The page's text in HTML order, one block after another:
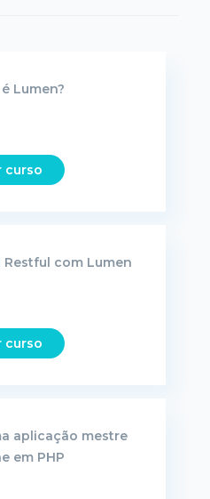
Lumen?
curso
Restful com Lumen
curso
aplicação mestre
em PHP